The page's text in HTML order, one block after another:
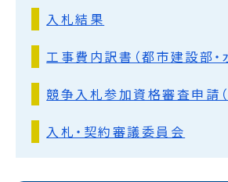
入札結果
工事費内訳書（都市建設部・
競争入札参加資格審査申請（
入札・契約審議委員会